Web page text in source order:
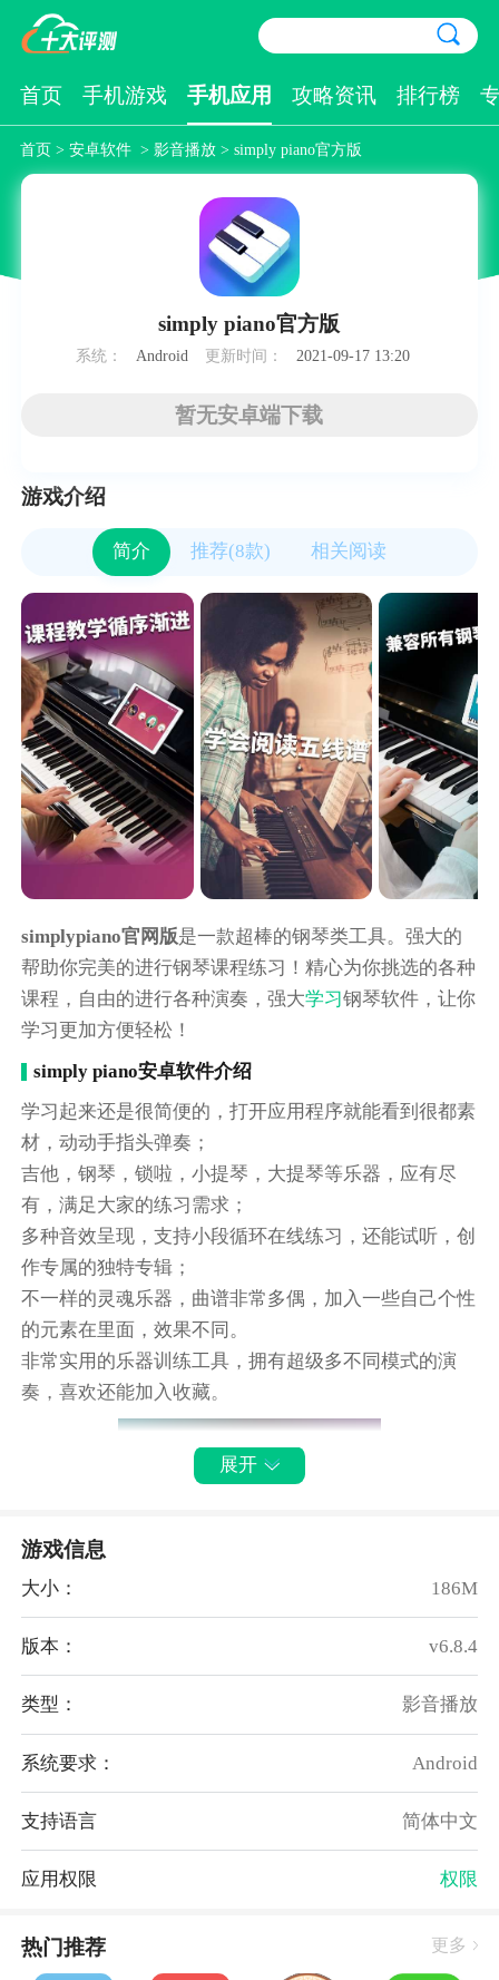
首页 手机游戏 手机应用 攻略资讯 排行榜
首页> 安卓软件 > 影音播放> simply piano官方版
simply piano官方版
系统： Android 更新时间： 2021-09-17 13:20
暂无安卓端下载
游戏介绍
简介 推荐(8款) 相关阅读
simplypiano官网版是一款超棒的钢琴类工具。强大的
帮助你完美的进行钢琴课程练习！精心为你挑选的各种
课程，自由的进行各种演奏，强大学习钢琴软件，让你
学习更加方便轻松！
simply piano安卓软件介绍
学习起来还是很简便的，打开应用程序就能看到很都素
材，动动手指头弹奏；
吉他，钢琴，锁啦，小提琴，大提琴等乐器，应有尽
有，满足大家的练习需求；
多种音效呈现，支持小段循环在线练习，还能试听，创
作专属的独特专辑；
不一样的灵魂乐器，曲谱非常多偶，加入一些自己个性
的元素在里面，效果不同。
非常实用的乐器训练工具，拥有超级多不同模式的演
奏，喜欢还能加入收藏。
- 录音功能：支持将演奏的钢琴曲子录下来进行播放
展开
游戏信息
大小： 186M
版本： v6.8.4
类型： 影音播放
系统要求： Android
支持语言 简体中文
应用权限 权限
热门推荐 更多